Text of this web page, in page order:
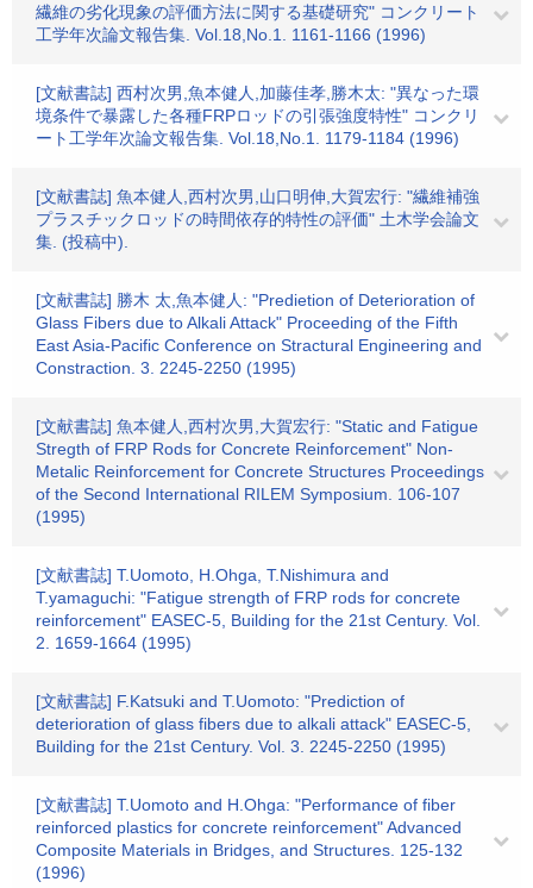
繊維の劣化現象の評価方法に関する基礎研究" コンクリート
工学年次論文報告集. Vol.18,No.1. 1161-1166 (1996)
[文献書誌] 西村次男,魚本健人,加藤佳孝,勝木太: "異なった環
境条件で暴露した各種FRPロッドの引張強度特性" コンクリ
ート工学年次論文報告集. Vol.18,No.1. 1179-1184 (1996)
[文献書誌] 魚本健人,西村次男,山口明伸,大賀宏行: "繊維補強
プラスチックロッドの時間依存的特性の評価" 土木学会論文
集. (投稿中).
[文献書誌] 勝木 太,魚本健人: "Predietion of Deterioration of
Glass Fibers due to Alkali Attack" Proceeding of the Fifth
East Asia-Pacific Conference on Stractural Engineering and
Constraction. 3. 2245-2250 (1995)
[文献書誌] 魚本健人,西村次男,大賀宏行: "Static and Fatigue
Stregth of FRP Rods for Concrete Reinforcement" Non-
Metalic Reinforcement for Concrete Structures Proceedings
of the Second International RILEM Symposium. 106-107
(1995)
[文献書誌] T.Uomoto, H.Ohga, T.Nishimura and
T.yamaguchi: "Fatigue strength of FRP rods for concrete
reinforcement" EASEC-5, Building for the 21st Century. Vol.
2. 1659-1664 (1995)
[文献書誌] F.Katsuki and T.Uomoto: "Prediction of
deterioration of glass fibers due to alkali attack" EASEC-5,
Building for the 21st Century. Vol. 3. 2245-2250 (1995)
[文献書誌] T.Uomoto and H.Ohga: "Performance of fiber
reinforced plastics for concrete reinforcement" Advanced
Composite Materials in Bridges, and Structures. 125-132
(1996)